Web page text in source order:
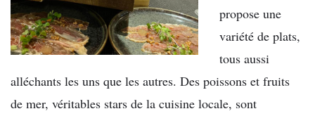
propose une
variété de plats,
tous aussi
alléchants les uns que les autres. Des poissons et fruits
de mer, véritables stars de la cuisine locale, sont